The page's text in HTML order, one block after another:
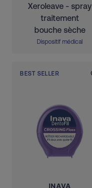
Xeroleave - spray
traitement
bouche sèche
Dispositif médical
BEST SELLER
INAVA